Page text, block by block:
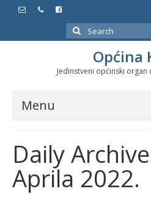
Search
for:
Općina
Jedinstveni općinski organ
Menu
Službeni glasnici
Javne nabavke
Daily
Aprila 2022.